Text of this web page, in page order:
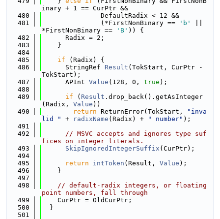
inary + 1 == CurPtr &&
  480
               DefaultRadix < 12 &&
  481
               (*FirstNonBinary ==
'b'
*FirstNonBinary ==
'B' )) {
  482
      Radix = 2;
  483
    }
  484
  485
if (Radix) {
  486
      StringRef
Result (TokStart, CurPtr -
TokStart);
  487
      APInt
Value (128, 0, true );
  488
  489
if ( Result .drop_back().getAsInteger
(Radix, Value ))
  490
return ReturnError(TokStart,
"inva
lid "
+ radixName (Radix) + " number" );
  491
  492
// MSVC accepts and ignores type suf
fices on integer literals.
  493
SkipIgnoredIntegerSuffix (CurPtr);
  494
  495
return intToken (Result, Value );
  496
    }
  497
  498
// default-radix integers, or floating
point numbers, fall through
  499
    CurPtr = OldCurPtr;
  500
  }
  501